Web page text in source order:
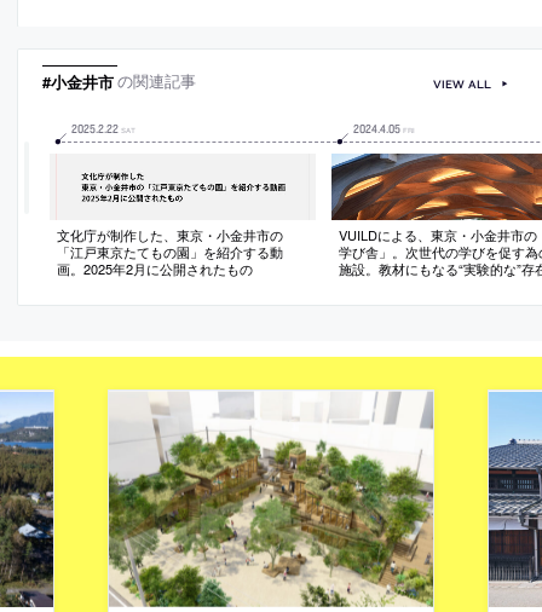
#小金井市の関連記事
2025.2.22 SAT
文化庁が制作した、東京・小金井市の
「江戸東京たてもの園」を紹介する動
画。2025年2月に公開されたもの
2024.4.05 FRI
VUILDによる、東京・小金井市の
学び舎」。次世代の学びを促す為
施設。教材にもなる“実験的な”存
枠で作る大スパンの建築を考案。
VIEW ALL